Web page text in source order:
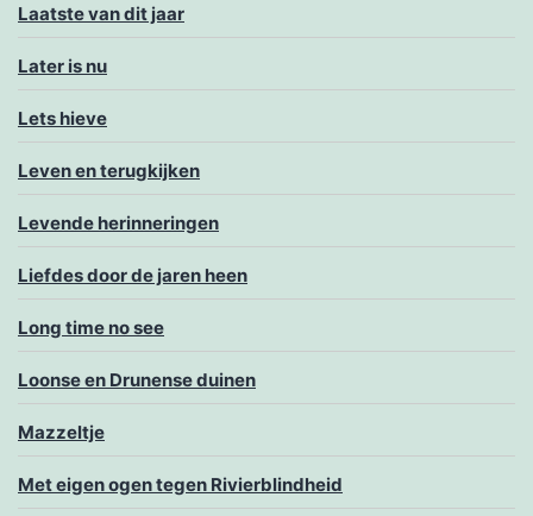
Laatste van dit jaar
Later is nu
Lets hieve
Leven en terugkijken
Levende herinneringen
Liefdes door de jaren heen
Long time no see
Loonse en Drunense duinen
Mazzeltje
Met eigen ogen tegen Rivierblindheid